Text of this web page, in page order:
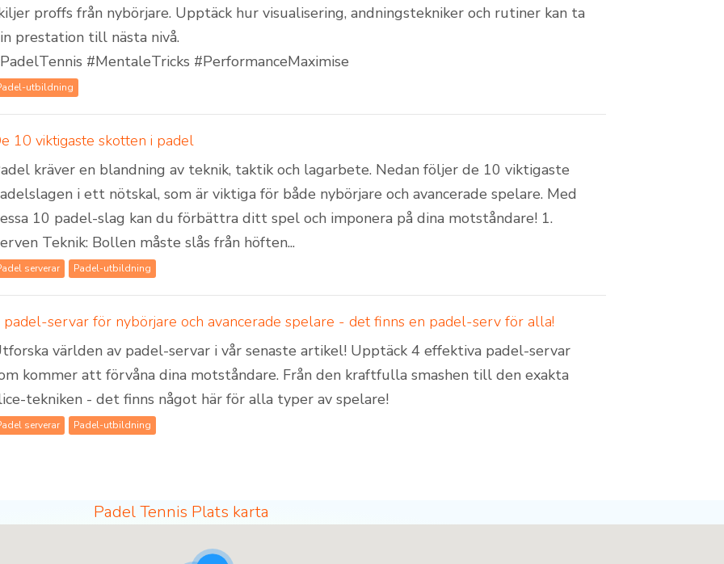
proffs från nybörjare. Upptäck hur visualisering, andningstekniker och rutiner kan ta
prestation till nästa nivå.
#MentaleTricks #PerformanceMaximise
utbildning
10 viktigaste skotten i padel
kräver en blandning av teknik, taktik och lagarbete. Nedan följer de 10 viktigaste
i ett nötskal, som är viktiga för både nybörjare och avancerade spelare. Med
10 padel-slag kan du förbättra ditt spel och imponera på dina motståndare! 1.
Teknik: Bollen måste slås från höften...
serverar Padel-utbildning
padel-servar för nybörjare och avancerade spelare - det finns en padel-serv för alla!
världen av padel-servar i vår senaste artikel! Upptäck 4 effektiva padel-servar
kommer att förvåna dina motståndare. Från den kraftfulla smashen till den exakta
tekniken - det finns något här för alla typer av spelare!
serverar Padel-utbildning
Padel Tennis Plats karta